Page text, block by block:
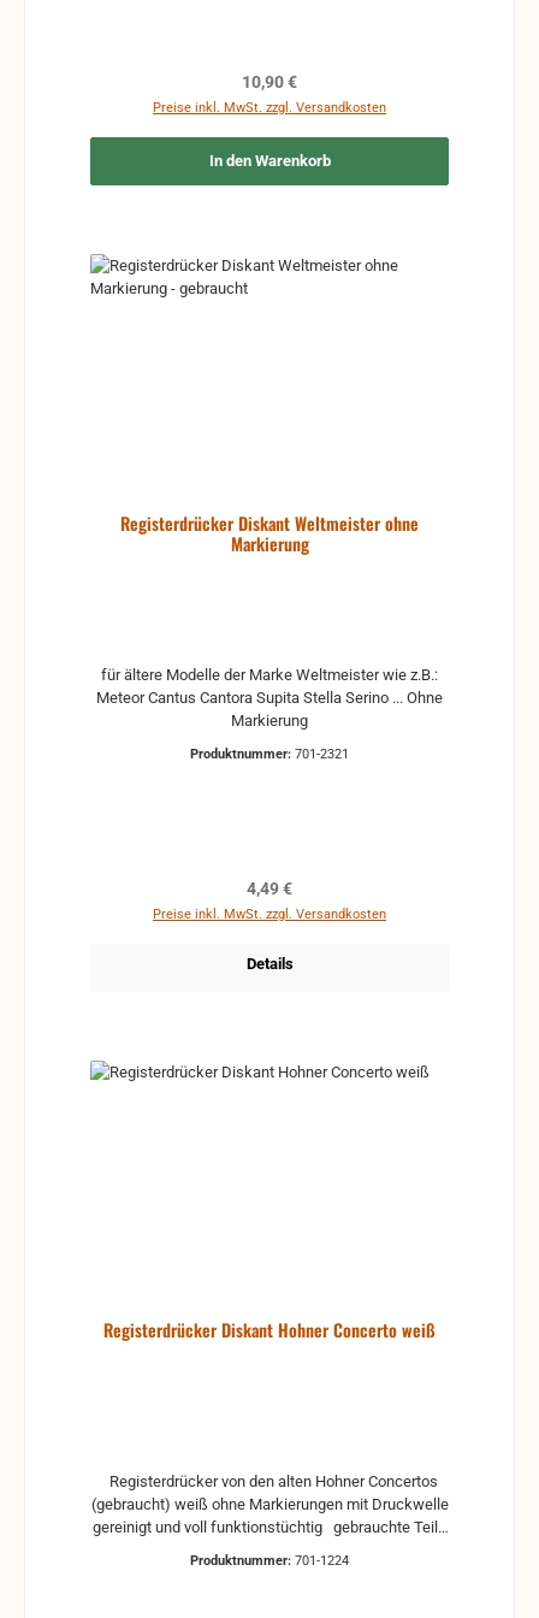
Regulärer Preis:
10,90 €
Preise inkl. MwSt. zzgl. Versandkosten
In den Warenkorb
Registerdrücker Diskant Weltmeister ohne
Markierung
für ältere Modelle der Marke Weltmeister wie z.B.:
Meteor Cantus Cantora Supita Stella Serino ... Ohne
Markierung
Produktnummer: 701-2321
Regulärer Preis:
4,49 €
Preise inkl. MwSt. zzgl. Versandkosten
Details
Registerdrücker Diskant Hohner Concerto weiß
(gebraucht) weiß ohne Markierungen mit Druckwelle
gereinigt und voll funktionstüchtig gebrauchte Teile
Produktnummer: 701-1224